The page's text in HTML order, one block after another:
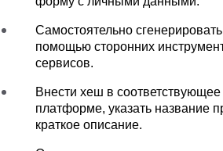
Самостоятельно
помощью сторонних
сервисов.
Внести хеш в
платформе, указать название
краткое описание.